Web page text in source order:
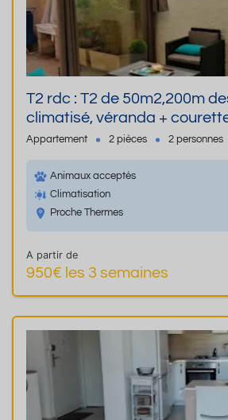
T2 rdc : T2 de 50m2,200m
climatisé, véranda +
literie 2x80 ou 160, linge
calme
Appartement 2 pièces 2 personnes
Animaux acceptés
Climatisation
Proche Thermes
A partir de
950€ les 3 semaines